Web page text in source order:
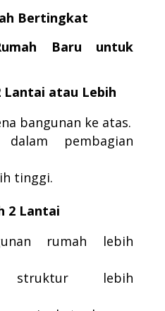
Bertingkat
Baru untuk
Lantai atau Lebih
bangunan ke atas.
pembagian
tinggi.
2 Lantai
rumah lebih
struktur lebih